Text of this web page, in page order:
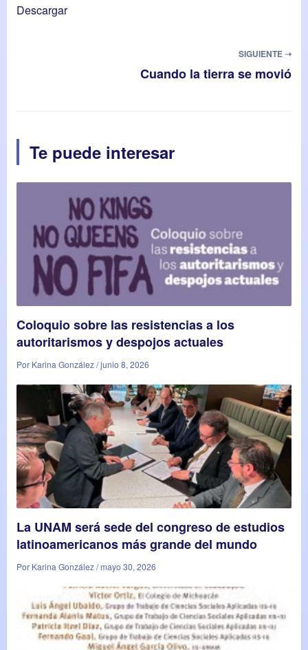
Descargar
SIGUIENTE ➝
Cuando la tierra se movió
Te puede interesar
Coloquio sobre las resistencias a los
autoritarismos y despojos actuales
Por Karina González / junio 8, 2026
La UNAM será sede del congreso de estudios
latinoamericanos más grande del mundo
Por Karina González / mayo 30, 2026